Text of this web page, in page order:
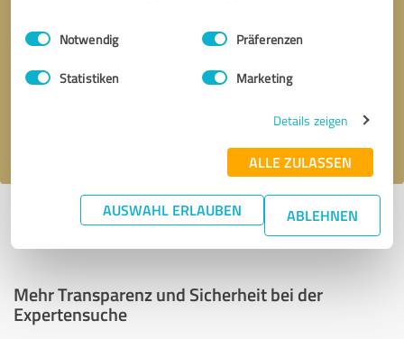
Impressum Datenschutzbestimmungen
Einwilligungsauswahl
Notwendig Präferenzen
Statistiken Marketing
Details zeigen
ALLE ZULASSEN
AUSWAHL ERLAUBEN ABLEHNEN
Bitte um Rückruf * Erforderliche Angaben
Nachricht senden
Profil aktiv seit 07.06.2018 | Letzte Aktualisierung: 23.05.2019|Profil
melden
Mehr Transparenz und Sicherheit bei der
Expertensuche